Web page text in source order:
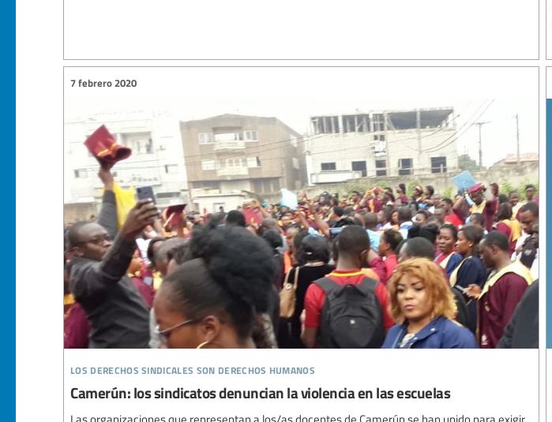
los derechos sindicales son derechos humanos
7 febrero 2020
Camerún: los sindicatos denuncian la violencia en las escuelas
Las organizaciones que representan a los/as docentes de Camerún se han unido para exigir